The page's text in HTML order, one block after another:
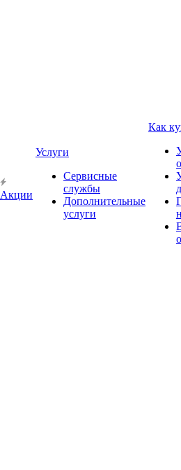
Акции
Услуги
Сервисные
службы
Дополнительные
услуги
Как